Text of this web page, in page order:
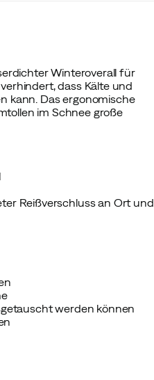
Winteroverall für
dass Kälte und
kann. Das ergonomische
im Schnee große
Reißverschluss an Ort und
werden können